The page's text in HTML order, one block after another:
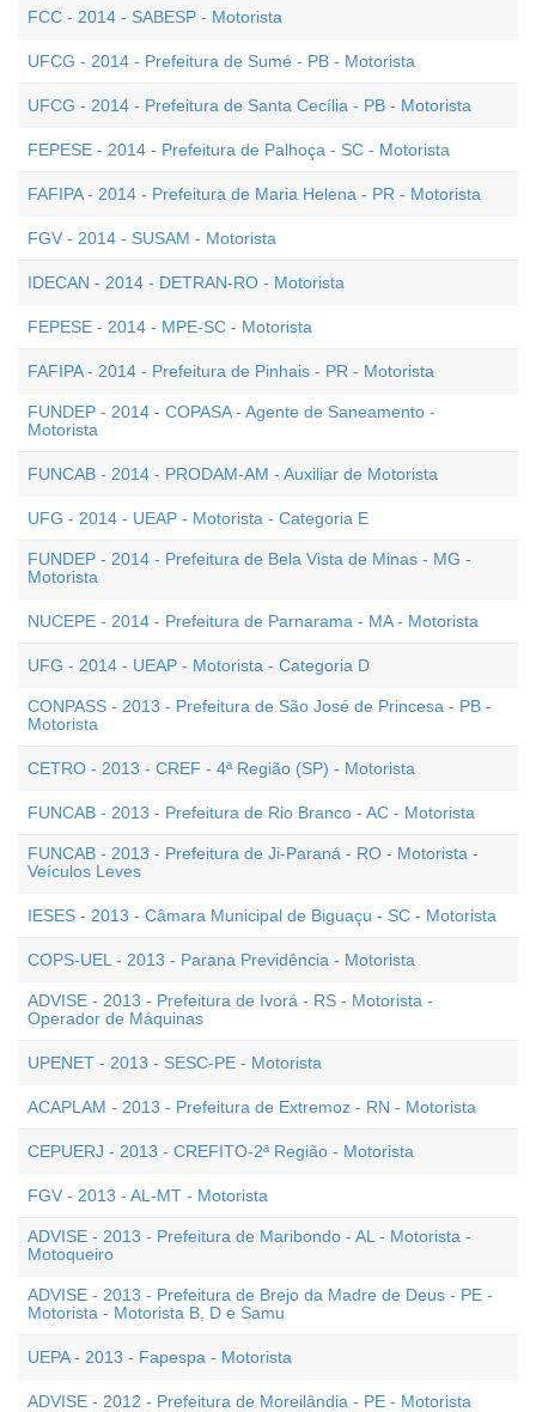
FCC - 2014 - SABESP - Motorista
UFCG - 2014 - Prefeitura de Sumé - PB - Motorista
UFCG - 2014 - Prefeitura de Santa Cecília - PB - Motorista
FEPESE - 2014 - Prefeitura de Palhoça - SC - Motorista
FAFIPA - 2014 - Prefeitura de Maria Helena - PR - Motorista
FGV - 2014 - SUSAM - Motorista
IDECAN - 2014 - DETRAN-RO - Motorista
FEPESE - 2014 - MPE-SC - Motorista
FAFIPA - 2014 - Prefeitura de Pinhais - PR - Motorista
FUNDEP - 2014 - COPASA - Agente de Saneamento -
Motorista
FUNCAB - 2014 - PRODAM-AM - Auxiliar de Motorista
UFG - 2014 - UEAP - Motorista - Categoria E
FUNDEP - 2014 - Prefeitura de Bela Vista de Minas - MG -
Motorista
NUCEPE - 2014 - Prefeitura de Parnarama - MA - Motorista
UFG - 2014 - UEAP - Motorista - Categoria D
CONPASS - 2013 - Prefeitura de São José de Princesa - PB -
Motorista
CETRO - 2013 - CREF - 4ª Região (SP) - Motorista
FUNCAB - 2013 - Prefeitura de Rio Branco - AC - Motorista
FUNCAB - 2013 - Prefeitura de Ji-Paraná - RO - Motorista -
Veículos Leves
IESES - 2013 - Câmara Municipal de Biguaçu - SC - Motorista
COPS-UEL - 2013 - Parana Previdência - Motorista
ADVISE - 2013 - Prefeitura de Ivorá - RS - Motorista -
Operador de Máquinas
UPENET - 2013 - SESC-PE - Motorista
ACAPLAM - 2013 - Prefeitura de Extremoz - RN - Motorista
CEPUERJ - 2013 - CREFITO-2ª Região - Motorista
FGV - 2013 - AL-MT - Motorista
ADVISE - 2013 - Prefeitura de Maribondo - AL - Motorista -
Motoqueiro
ADVISE - 2013 - Prefeitura de Brejo da Madre de Deus - PE -
Motorista - Motorista B, D e Samu
UEPA - 2013 - Fapespa - Motorista
ADVISE - 2012 - Prefeitura de Moreilândia - PE - Motorista